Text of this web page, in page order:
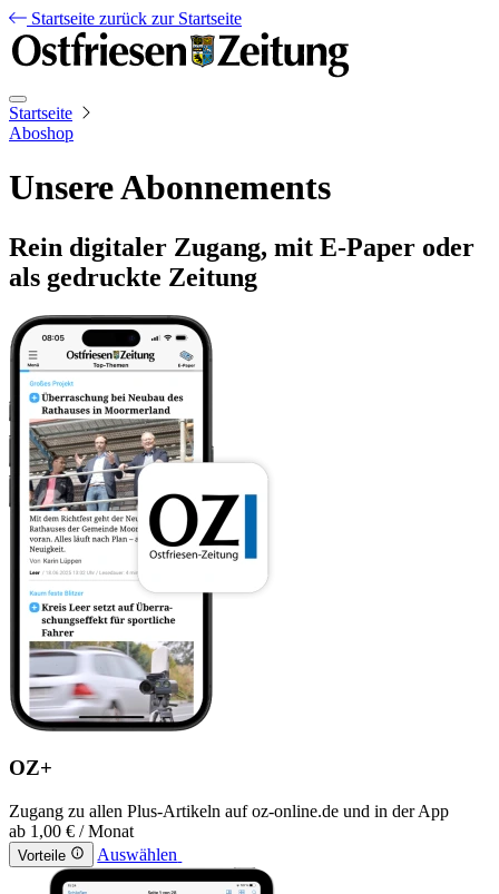
Startseite zurück zur Startseite
Startseite
Aboshop
Unsere Abonnements
Rein digitaler Zugang, mit E-Paper oder
als gedruckte Zeitung
OZ+
Zugang zu allen Plus-Artikeln auf oz-online.de und in der App
ab 1,00 € / Monat
Vorteile Auswählen